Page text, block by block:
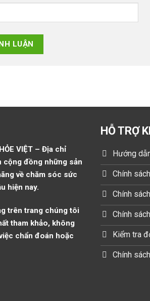
VIỆT – Địa chỉ
cộng đồng những sản
về chăm sóc sức
hiện nay.
trên trang chúng tôi
tham khảo, không
chẩn đoán hoặc
HỖ TRỢ
Hướng
Chính
Chính
Chính
Kiểm tra
Chính